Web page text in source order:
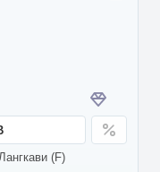
(F)